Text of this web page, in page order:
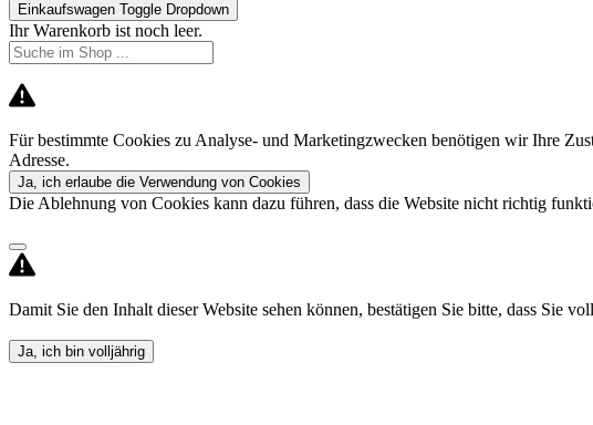
Einkaufswagen Toggle Dropdown
Ihr Warenkorb ist noch leer.
Für bestimmte Cookies zu Analyse- und Marketingzwecken benötigen wir Ihre
Adresse.
Ja, ich erlaube die Verwendung von Cookies
Die Ablehnung von Cookies kann dazu führen, dass die Website nicht richtig
Damit Sie den Inhalt dieser Website sehen können, bestätigen Sie bitte, dass Sie
Ja, ich bin volljährig